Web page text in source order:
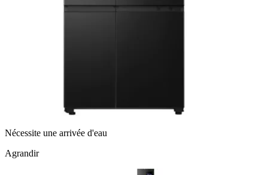
Nécessite une arrivée d'eau
Agrandir